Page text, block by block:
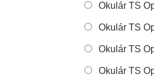
Okulár TS
Okulár TS